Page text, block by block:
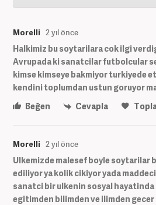
Morelli 2 yıl önce
Halkimiz bu soytarilara cok ilgi
Avrupada ki sanatcilar futbolcular
kimse kimseye bakmiyor turkiyede
kendini toplumdan ustun goruyor
Beğen
Cevapla
Morelli 2 yıl önce
Ulkemizde malesef boyle soytarilar
ediliyor ya kolik cikiyor yada
sanatci bir ulkenin sosyal
egitimden bilimden ve ilimden